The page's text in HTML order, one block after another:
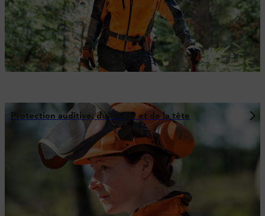
Protection auditive, du visage et de la tête